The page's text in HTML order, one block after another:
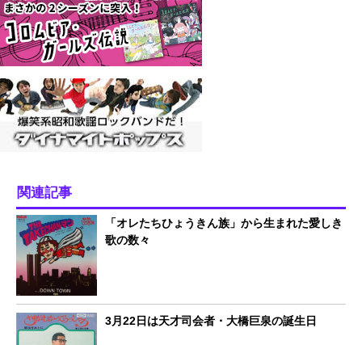
関連記事
「オレたちひょうきん族」から生まれた愛しき
歌の数々
3月22日は天才司会者・大橋巨泉の誕生日